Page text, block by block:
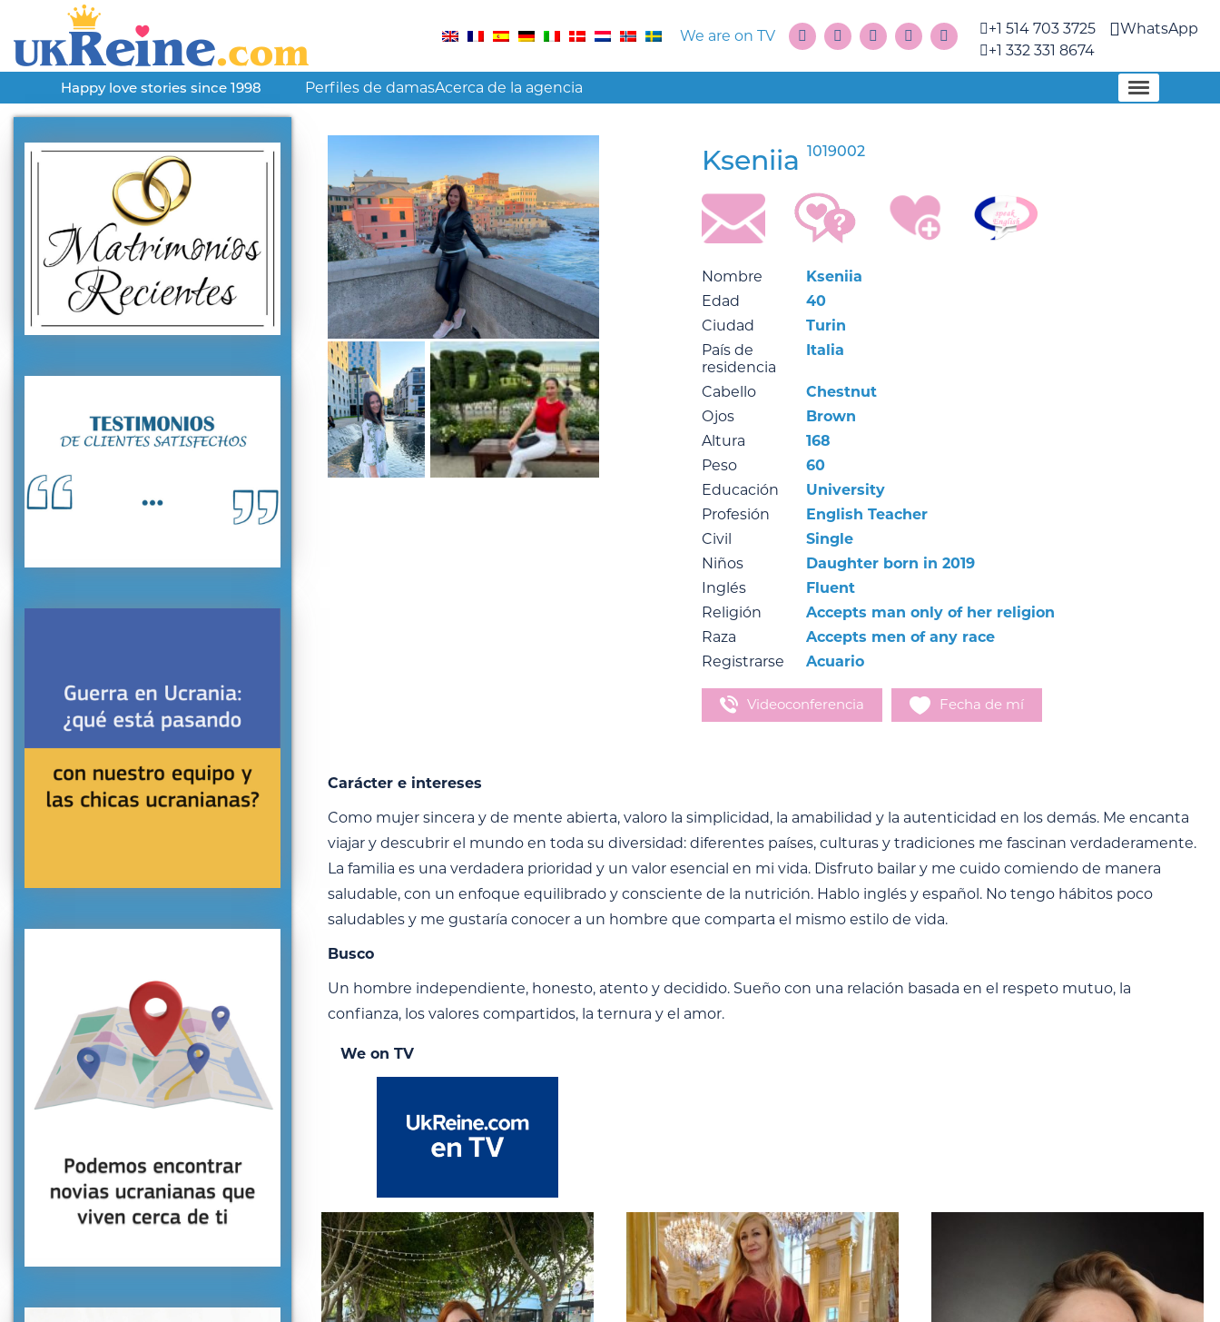
We are on TV
+1 514 703 3725
+1 332 331 8674
WhatsApp
Happy love stories since 1998 Perfiles de damasAcerca de la agencia
Kseniia 1019002
Nombre
Kseniia
Edad
40
Ciudad
Turin
País de
residencia
Italia
Cabello
Chestnut
Ojos
Brown
Altura
168
Peso
60
Educación
University
Profesión
English Teacher
Civil
Single
Niños
Daughter born in 2019
Inglés
Fluent
Religión
Accepts man only of her religion
Raza
Accepts men of any race
Registrarse
Acuario
Videoconferencia Fecha de mí
Carácter e intereses
Como mujer sincera y de mente abierta, valoro la simplicidad, la amabilidad y la autenticidad en los demás. Me encanta
viajar y descubrir el mundo en toda su diversidad: diferentes países, culturas y tradiciones me fascinan verdaderamente.
La familia es una verdadera prioridad y un valor esencial en mi vida. Disfruto bailar y me cuido comiendo de manera
saludable, con un enfoque equilibrado y consciente de la nutrición. Hablo inglés y español. No tengo hábitos poco
saludables y me gustaría conocer a un hombre que comparta el mismo estilo de vida.
Busco
Un hombre independiente, honesto, atento y decidido. Sueño con una relación basada en el respeto mutuo, la
confianza, los valores compartidos, la ternura y el amor.
We on TV